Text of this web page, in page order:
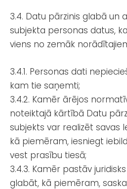
3.4. Datu pārzinis glabā un
subjekta personas datus,
viens no zemāk
3.4.1. Personas dati
kam tie saņemti;
3.4.2. Kamēr ārējos
noteiktajā kārtībā Datu
subjekts var realizēt savas
kā piemēram, iesniegt
vest prasību tiesā;
3.4.3. Kamēr pastāv
glabāt, kā piemēram,